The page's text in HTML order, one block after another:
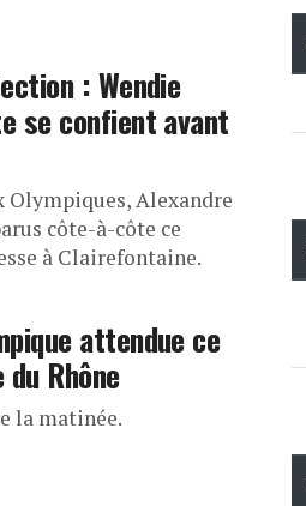
: Wendie
se confient avant
Olympiques, Alexandre
côte-à-côte ce
à Clairefontaine.
attendue ce
Rhône
la matinée.